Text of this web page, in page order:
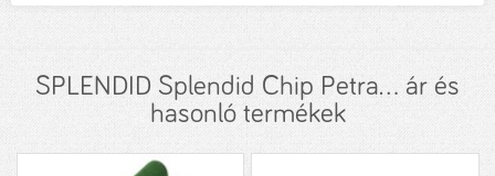
SPLENDID Splendid Chip Petra... ár és
hasonló termékek